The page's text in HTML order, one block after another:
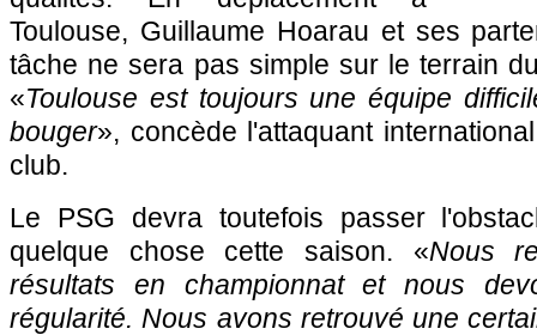
Toulouse, Guillaume Hoarau et ses
tâche ne sera pas simple sur le terrain
«Toulouse est toujours une équipe
bouger», concède l'attaquant
club.
Le PSG devra toutefois passer
quelque chose cette saison. «Nous
résultats en championnat et nous
régularité. Nous avons retrouvé une